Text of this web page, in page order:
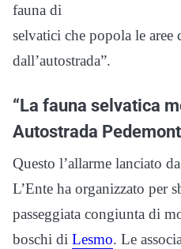
fauna di
selvatici che popola le aree
dall’autostrada”.
“La fauna selvatica
Autostrada
Questo l’allarme lanciato
L’Ente ha organizzato per
passeggiata congiunta di
boschi di Lesmo. Le